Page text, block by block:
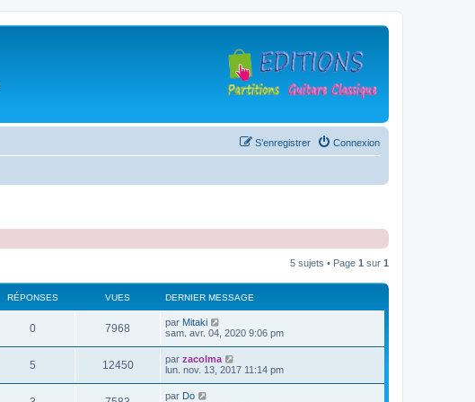
Connexion
S’enregistrer
5 sujets • Page 1 sur 1
RÉPONSES VUES DERNIER MESSAGE
0R
é
o
7968
u
D
e
i
e
r
m
par Mitaki
sam. avr. 04, 2020 9:06 pm
5R
é
12450V
u
D
e
par zacolma
lun. nov. 13, 2017 11:14 pm
D
par Do